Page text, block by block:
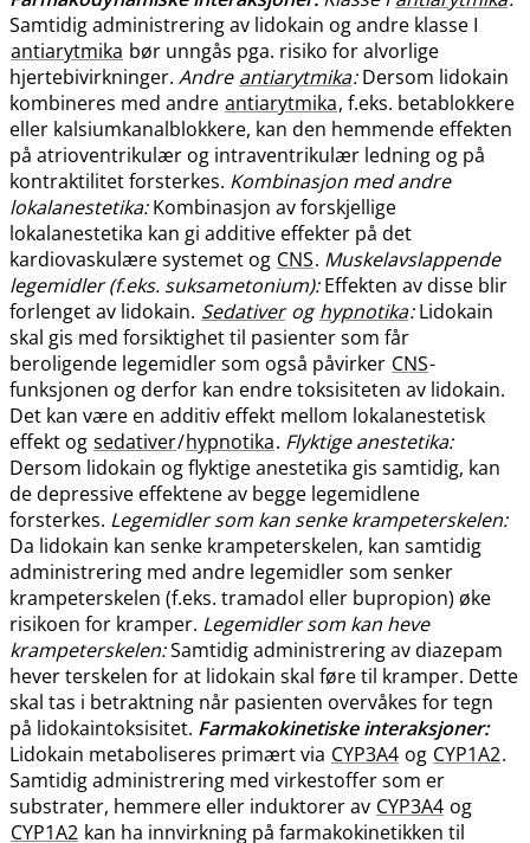
Samtidig administrering av lidokain og andre klasse I
antiarytmika bør unngås pga. risiko for alvorlige
hjertebivirkninger. Andre antiarytmika:Dersom lidokain
kombineres med andre antiarytmika, f.eks. betablokkere
eller kalsiumkanalblokkere, kan den hemmende effekten
på atrioventrikulær og intraventrikulær ledning og på
kontraktilitet forsterkes. Kombinasjon med andre
lokalanestetika:Kombinasjon av forskjellige
lokalanestetika kan gi additive effekter på det
kardiovaskulære systemet og CNS. Muskelavslappende
legemidler (f.eks. suksametonium):Effekten av disse blir
forlenget av lidokain. Sedativeroghypnotika:Lidokain
skal gis med forsiktighet til pasienter som får
beroligende legemidler som også påvirker CNS-
funksjonen og derfor kan endre toksisiteten av lidokain.
Det kan være en additiv effekt mellom lokalanestetisk
effekt og sedativer/hypnotika. Flyktige anestetika:
Dersom lidokain og flyktige anestetika gis samtidig, kan
de depressive effektene av begge legemidlene
forsterkes. Legemidler som kan senke krampeterskelen:
Da lidokain kan senke krampeterskelen, kan samtidig
administrering med andre legemidler som senker
krampeterskelen (f.eks. tramadol eller bupropion) øke
risikoen for kramper. Legemidler som kan heve
krampeterskelen:Samtidig administrering av diazepam
hever terskelen for at lidokain skal føre til kramper. Dette
skal tas i betraktning når pasienten overvåkes for tegn
på lidokaintoksisitet. Farmakokinetiske interaksjoner:
Lidokain metaboliseres primært via CYP3A4 og CYP1A2.
Samtidig administrering med virkestoffer som er
substrater, hemmere eller induktorer av CYP3A4 og
CYP1A2 kan ha innvirkning på farmakokinetikken til